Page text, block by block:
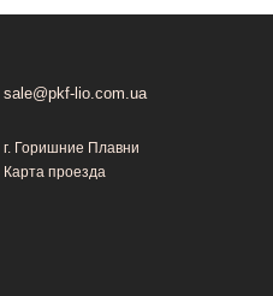
sale@pkf-lio.com.ua
г. Горишние Плавни
Карта проезда